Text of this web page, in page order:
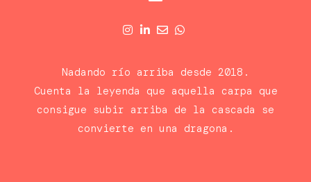
Nadando río arriba desde 2018.
Cuenta la leyenda que aquella carpa que
consigue subir arriba de la cascada se
convierte en una dragona.